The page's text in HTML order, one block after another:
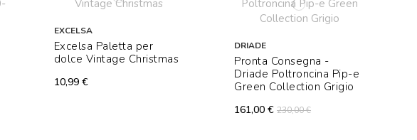
EXCELSA
Excelsa Paletta per
dolce Vintage Christmas
10,99 €
DRIADE
Pronta Consegna -
Driade Poltroncina Pip-e
Green Collection Grigio
161,00 €230,00 €